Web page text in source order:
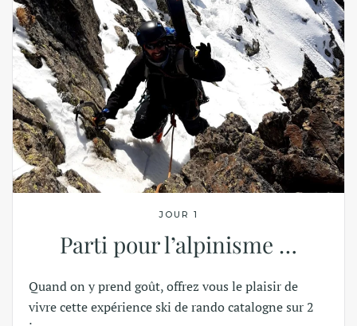
JOUR 1
Parti pour l’alpinisme …
Quand on y prend goût, offrez vous le plaisir de
vivre cette expérience ski de rando catalogne sur 2